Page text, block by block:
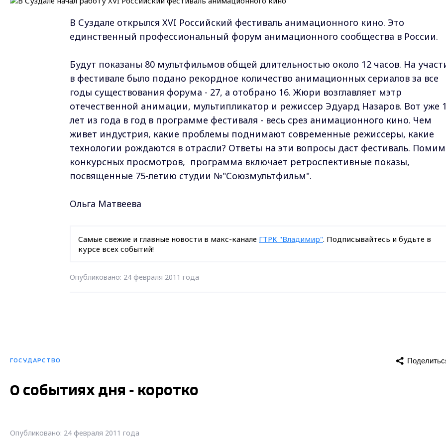
В Суздале открылся XVI Российский фестиваль анимационного кино. Это
единственный профессиональный форум анимационного сообщества в России.
Будут показаны 80 мультфильмов общей длительностью около 12 часов. На
в фестивале было подано рекордное количество анимационных сериалов за все
годы существования форума - 27, а отобрано 16. Жюри возглавляет мэтр
отечественной анимации, мультипликатор и режиссер Эдуард Назаров. Вот уже
лет из года в год в программе фестиваля - весь срез анимационного кино. Чем
живет индустрия, какие проблемы поднимают современные режиссеры, какие
технологии рождаются в отрасли? Ответы на эти вопросы даст фестиваль.
конкурсных просмотров, программа включает ретроспективные показы,
посвященные 75-летию студии №"Союзмультфильм".
Ольга Матвеева
Самые свежие и главные новости в макс-канале ГТРК "Владимир". Подписывайтесь и будьте в
курсе всех событий!
Опубликовано: 24 февраля 2011 года
ГОСУДАРСТВО
О событиях дня - коротко
Опубликовано: 24 февраля 2011 года